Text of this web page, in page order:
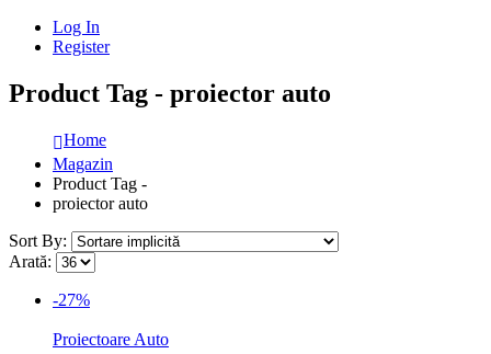
Log In
Register
Product Tag - proiector auto
Home
Magazin
Product Tag -
proiector auto
Sort By:
Arată:
-27%
Proiectoare Auto